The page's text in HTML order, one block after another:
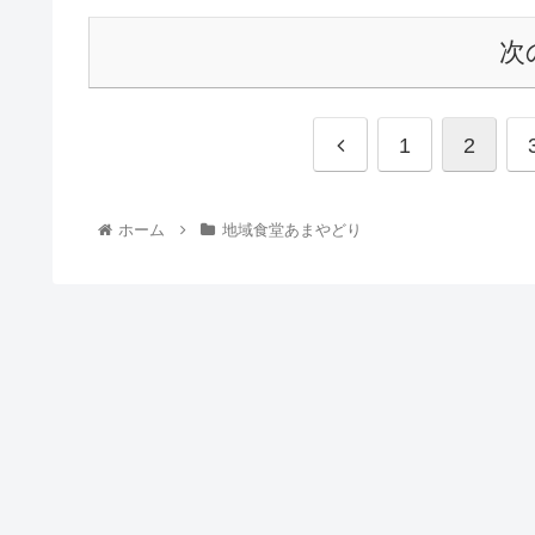
次
1 2
ホーム 地域食堂あまやどり